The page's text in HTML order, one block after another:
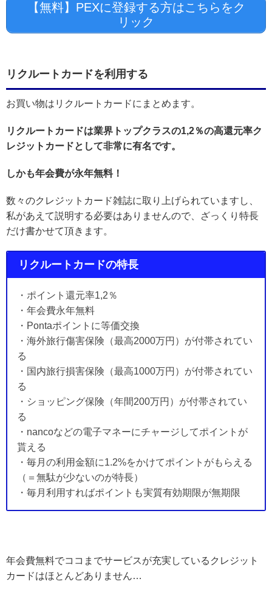
【無料】PEXに登録する方はこちらをク
リック
リクルートカードを利用する
お買い物はリクルートカードにまとめます。
リクルートカードは業界トップクラスの1,2％の高還元率ク
レジットカードとして非常に有名です。
しかも年会費が永年無料！
数々のクレジットカード雑誌に取り上げられていますし、
私があえて説明する必要はありませんので、ざっくり特長
だけ書かせて頂きます。
リクルートカードの特長
・ポイント還元率1,2％
・年会費永年無料
・Pontaポイントに等価交換
・海外旅行傷害保険（最高2000万円）が付帯されてい
る
・国内旅行損害保険（最高1000万円）が付帯されてい
る
・ショッピング保険（年間200万円）が付帯されてい
る
・nancoなどの電子マネーにチャージしてポイントが
貰える
・毎月の利用金額に1.2%をかけてポイントがもらえる
（＝無駄が少ないのが特長）
・毎月利用すればポイントも実質有効期限が無期限
年会費無料でココまでサービスが充実しているクレジット
カードはほとんどありません…